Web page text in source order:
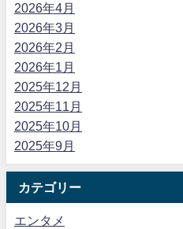
2026年4月
2026年3月
2026年2月
2026年1月
2025年12月
2025年11月
2025年10月
2025年9月
カテゴリー
エンタメ